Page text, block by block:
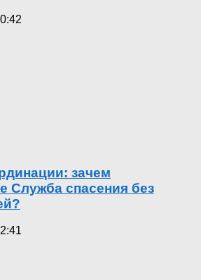
зачем
Служба спасения без